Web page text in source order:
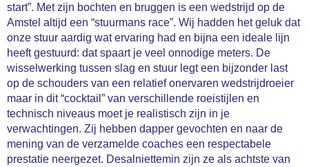
start”. Met zijn bochten en bruggen is een wedstrijd op de
Amstel altijd een “stuurmans race”. Wij hadden het geluk dat
onze stuur aardig wat ervaring had en bijna een ideale lijn
heeft gestuurd: dat spaart je veel onnodige meters. De
wisselwerking tussen slag en stuur legt een bijzonder last
op de schouders van een relatief onervaren wedstrijdroeier
maar in dit “cocktail” van verschillende roeistijlen en
technisch niveaus moet je realistisch zijn in je
verwachtingen. Zij hebben dapper gevochten en naar de
mening van de verzamelde coaches een respectabele
prestatie neergezet. Desalniettemin zijn ze als achtste van